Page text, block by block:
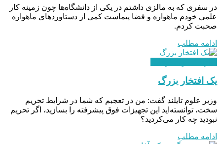
در سفری که به مالزی داشتم در یکی از دانشگاه‌ها چون زمینه کار
علمی خودم ماهواره و فضا پیماست کمی از دستاوردهای ماهواره
صحبت کردم.
ادامه مطلب
یک افتخار بزرگ
وزیر علوم تایلند گفت: من در تعجبم که شما در شرایط تحریم
سخت، توانسته‌اید این تجهیزات فوق پیشرفته را بسازید، اگر تحریم
نبودید چه کار می‌کردید؟
ادامه مطلب